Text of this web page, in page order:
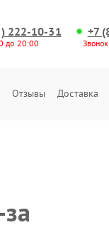
222-10-31
до 20:00
+7
Отзывы Доставка